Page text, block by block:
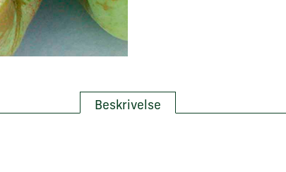
Beskrivelse